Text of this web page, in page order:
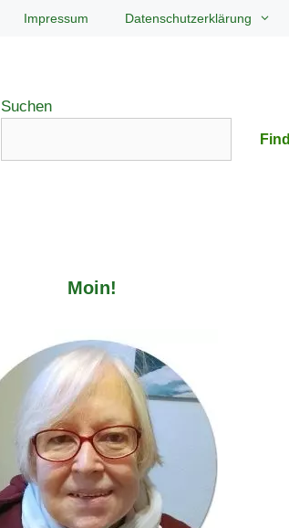
Impressum Datenschutzerklärung
Suchen
Moin!